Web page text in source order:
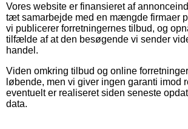
Vores website er finansieret af
tæt samarbejde med en mængde firmaer
vi publicerer forretningernes tilbud, og
tilfælde af at den besøgende vi sender
handel.
Viden omkring tilbud og online
løbende, men vi giver ingen garanti imod
eventuelt er realiseret siden seneste
data.